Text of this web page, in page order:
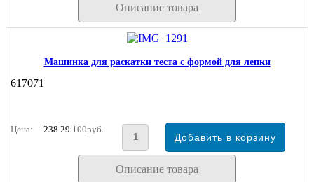
Описание товара
Машинка для раскатки теста с формой для лепки
617071
Цена: 238.29 100руб.
Описание товара